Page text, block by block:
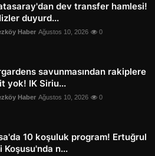
dev transfer hamlesi!
duyurd...
Haber Ağustos 10, 2026 0
savunmasından rakiplere
yok! IK Siriu...
Haber Ağustos 10, 2026 0
10 koşuluk program! Ertuğrul
Koşusu'nda n...